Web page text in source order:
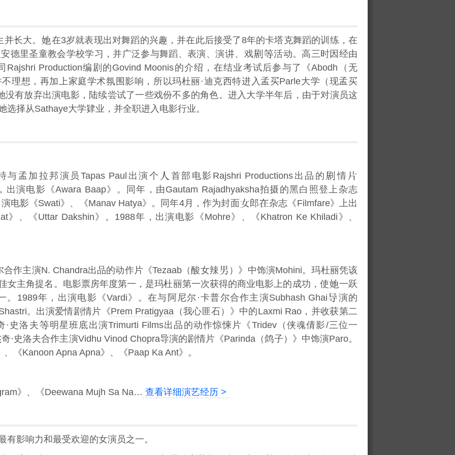
并长大。
在3岁就表现出对舞蹈的兴趣，并在此后接受了8年的卡塔克舞蹈的训练，在
德里圣童教会学校学习，并广泛参与舞蹈、表演、演
、戏
活动。高三时因经由
Production编剧的Govind Moonis的介绍，在结业考试后参与了《Abodh（无
理想，再加上家庭学术氛围影响，所以玛杜丽·迪克西特进入孟买Parle大学（现孟买
没有放弃出演电影，陆续尝试了一些戏份不多的角色。进入大学半年后，由于对演员这
选择从Sathaye大学肄业，并全职进入电影行业。
与孟加拉邦演员Tapas Paul出演个 首部电影Rajshri Productions出品的
情
出演电影《Awara Baap》。同年，由Gautam Rajadhyaksha拍摄的黑白照登上杂志
电影《Swati》、《Manav Hatya》。同年4月，作为封面
郎
杂志《Filmfare》上出
》、《Uttar Dakshin》。1988年，出演电影《Mohre》、《Khatron Ke Khiladi》、
合作主演N. Chandra出品的动作片《Tezaab（酸女辣
）》中饰演Mohini。玛杜丽凭该
女主角提名。电影票房年度第一，是玛杜丽第一次获得的商业电影上的成功，使
一跃
1989年，出演电影《Vardi》。在与阿尼尔·卡普尔合作主演Subhash Ghai
演的
。出演爱情剧情片《Prem Pratigyaa （我心匪石）》中的Laxmi Rao，并收获第二
·史洛夫
明星班底出演Trimurti Films出品的动作惊悚片《Tridev（侠魂倩影/三位一
·史洛夫合作主演Vidhu Vinod Chopra导演的剧情片《Parinda（鸽子）》中饰演Paro。
《Kanoon Apna Apna》、《Paap Ka Ant》。
》、《Deewana Mujh Sa Na… 查看详细演艺经历 >
有影响力和最受欢迎的女演员之一。